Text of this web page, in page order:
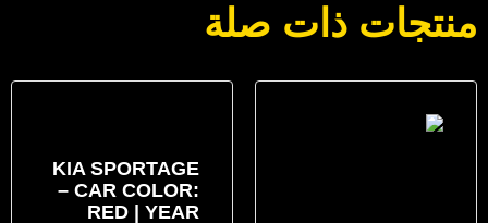
منتجات ذات صلة
KIA SPORTAGE
– CAR COLOR:
RED | YEAR